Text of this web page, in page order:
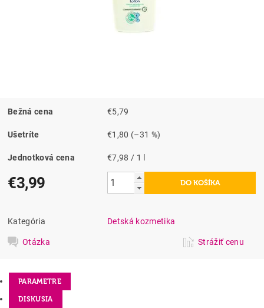
Bežná cena €5,79
Ušetríte €1,80 (–31 %)
Jednotková cena €7,98 / 1 l
€3,99
Kategória Detská kozmetika
Otázka Strážiť cenu
PARAMETRE
DISKUSIA